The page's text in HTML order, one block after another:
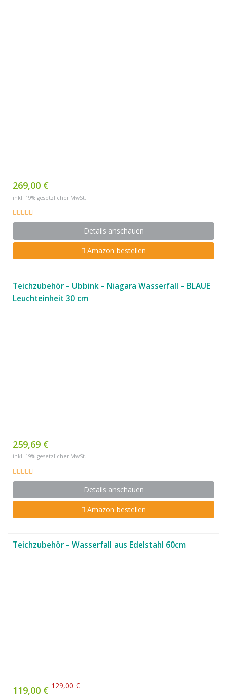
269,00 €
inkl. 19% gesetzlicher MwSt.
Details anschauen
Amazon bestellen
Teichzubehör – Ubbink – Niagara Wasserfall – BLAUE
Leuchteinheit 30 cm
259,69 €
inkl. 19% gesetzlicher MwSt.
Details anschauen
Amazon bestellen
Teichzubehör – Wasserfall aus Edelstahl 60cm
119,00 € 129,00 €